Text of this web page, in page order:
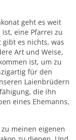
geht es weit
eine Pfarrei zu
es nichts, was
Art und Weise,
ist, um zu
für den
Laienbrüdern
die ihn
eines Ehemanns,
meinen eigenen